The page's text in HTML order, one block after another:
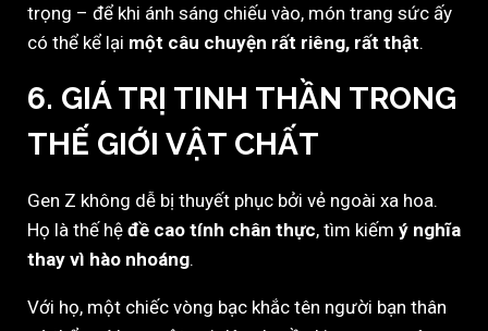
trọng – để khi ánh sáng chiếu vào, món trang sức ấy
có thể kể lại một câu chuyện rất riêng, rất thật.
6. GIÁ TRỊ TINH THẦN TRONG
THẾ GIỚI VẬT CHẤT
Gen Z không dễ bị thuyết phục bởi vẻ ngoài xa hoa.
Họ là thế hệ đề cao tính chân thực, tìm kiếm ý nghĩa
thay vì hào nhoáng.
Với họ, một chiếc vòng bạc khắc tên người bạn thân